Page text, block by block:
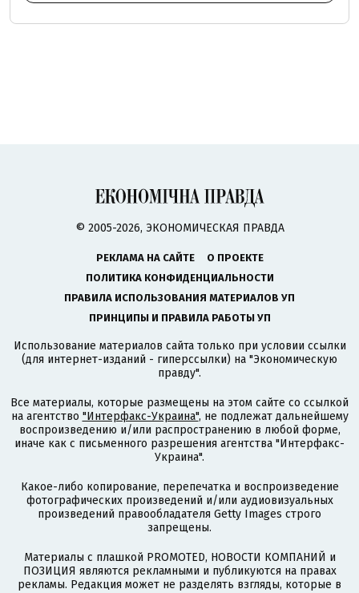
© 2005-2026, ЭКОНОМИЧЕСКАЯ ПРАВДА
РЕКЛАМА НА САЙТЕ
О ПРОЕКТЕ
ПОЛИТИКА КОНФИДЕНЦИАЛЬНОСТИ
ПРАВИЛА ИСПОЛЬЗОВАНИЯ МАТЕРИАЛОВ УП
ПРИНЦИПЫ И ПРАВИЛА РАБОТЫ УП
Использование материалов сайта только при условии ссылки
(для интернет-изданий - гиперссылки) на "Экономическую
правду".
Все материалы, которые размещены на этом сайте со ссылкой
на агентство "Интерфакс-Украина", не подлежат дальнейшему
воспроизведению и/или распространению в любой форме,
иначе как с письменного разрешения агентства "Интерфакс-
Украина".
Какое-либо копирование, перепечатка и воспроизведение
фотографических произведений и/или аудиовизуальных
произведений правообладателя Getty Images строго
запрещены.
Материалы с плашкой PROMOTED, НОВОСТИ КОМПАНИЙ и
ПОЗИЦИЯ являются рекламными и публикуются на правах
рекламы. Редакция может не разделять взгляды, которые в